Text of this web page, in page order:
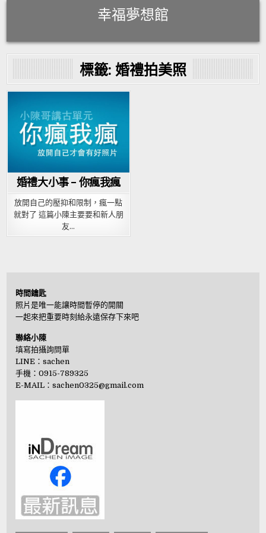
幸福夢想館
標籤: 婚禮拍美照
Posted
in
婚禮大小事 – 你瘋我瘋
放開自己的壓抑和限制，瘋一點
就對了 這篇小陳主要要和新人朋
友…
時間鑰匙
照片是唯一能讓時間暫停的開關
一起來把重要時刻給永遠保存下來吧
聯絡小陳
填寫拍攝詢問單
LINE：sachen
手機：0915-789325
E-MAIL：sachen0325@gmail.com